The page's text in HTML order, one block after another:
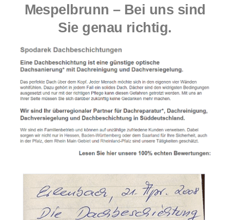
Mespelbrunn – Bei uns sind
Sie genau richtig.